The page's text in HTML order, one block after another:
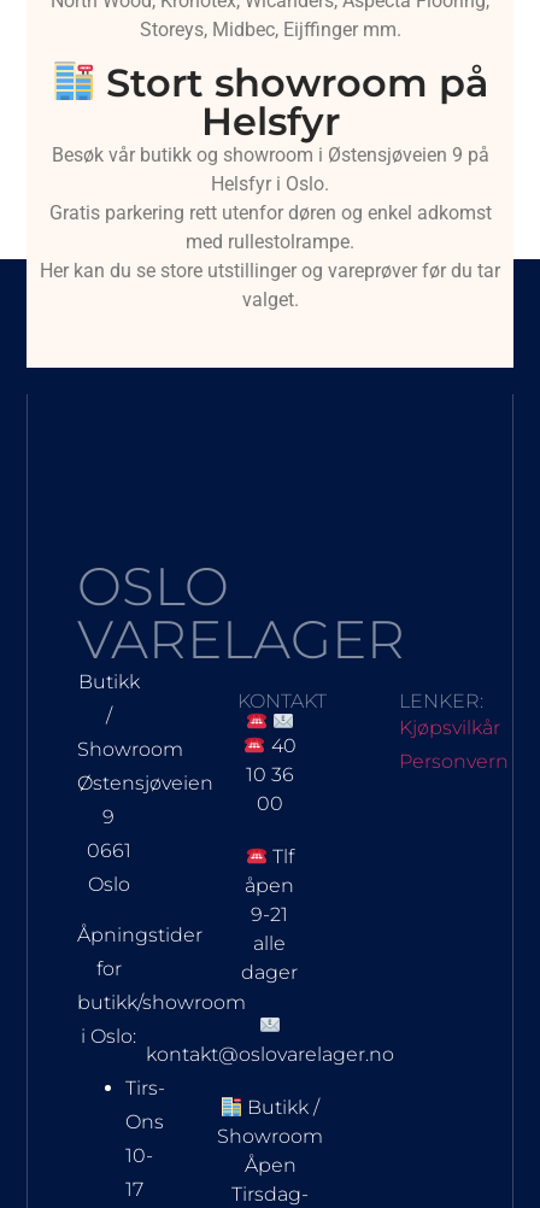
Storeys, Midbec, Eijffinger mm.
Stort showroom på
Helsfyr
Besøk vår butikk og showroom i Østensjøveien 9 på
Helsfyr i Oslo.
Gratis parkering rett utenfor døren og enkel adkomst
med rullestolrampe.
Her kan du se store utstillinger og vareprøver før du tar
valget.
OSLO
VARELAGER
Butikk
/
Showroom
Østensjøveien
9
0661
Oslo
Åpningstider
for
butikk/showroom
i Oslo:
Tirs-
Ons
10-
17
KONTAKT
40
10 36
00
Tlf
åpen
9-21
alle
dager
kontakt@oslovarelager.no
Butikk /
Showroom
Åpen
Tirsdag-
LENKER:
Kjøpsvilkår
Personvern